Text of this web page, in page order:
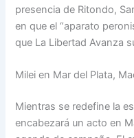
presencia de Ritondo,
en que el “aparato
que La Libertad Avanza
Milei en Mar del Plata,
Mientras se redefine la
encabezará un acto en